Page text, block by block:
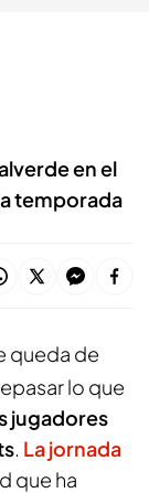
en el
temporada
queda de
lo que
jugadores
. La jornada
que ha